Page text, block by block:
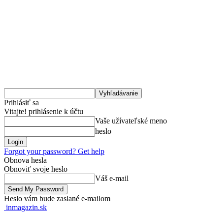
Prihlásiť sa
Vitajte! prihlásenie k účtu
Vaše užívateľské meno
heslo
Forgot your password? Get help
Obnova hesla
Obnoviť svoje heslo
Váš e-mail
Heslo vám bude zaslané e-mailom
inmagazin.sk